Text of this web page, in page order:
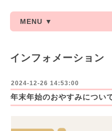
MENU ▼
インフォメーション
2024-12-26 14:53:00
年末年始のおやすみについ